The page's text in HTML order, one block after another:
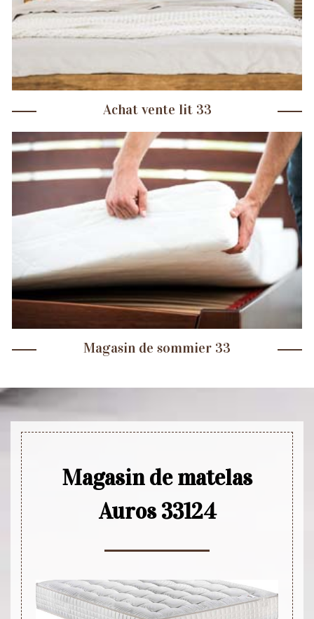
Achat vente lit 33
Magasin de sommier 33
Magasin de matelas
Auros 33124